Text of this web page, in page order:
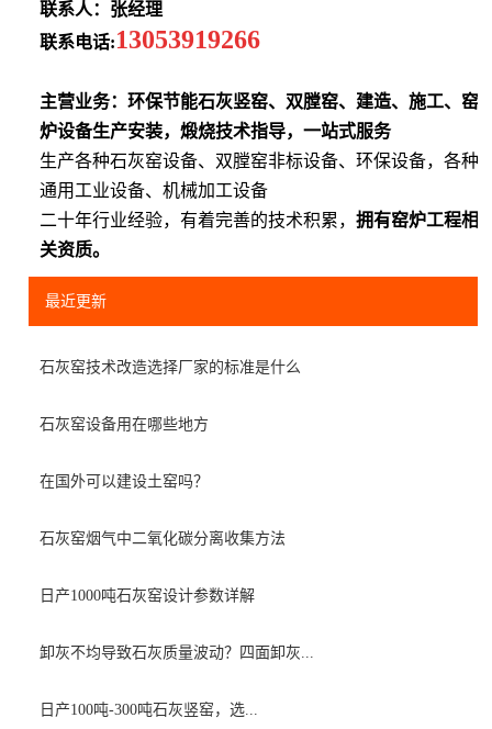
联系人：张经理
联系电话:13053919266
主营业务：环保节能石灰竖窑、双膛窑、建造、施工、窑
炉设备生产安装，煅烧技术指导，一站式服务
生产各种石灰窑设备、双膛窑非标设备、环保设备，各种
通用工业设备、机械加工设备
二十年行业经验，有着完善的技术积累，拥有窑炉工程相
关资质。
最近更新
石灰窑技术改造选择厂家的标准是什么
石灰窑设备用在哪些地方
在国外可以建设土窑吗？
石灰窑烟气中二氧化碳分离收集方法
日产1000吨石灰窑设计参数详解
卸灰不均导致石灰质量波动？四面卸灰...
日产100吨-300吨石灰竖窑，选...